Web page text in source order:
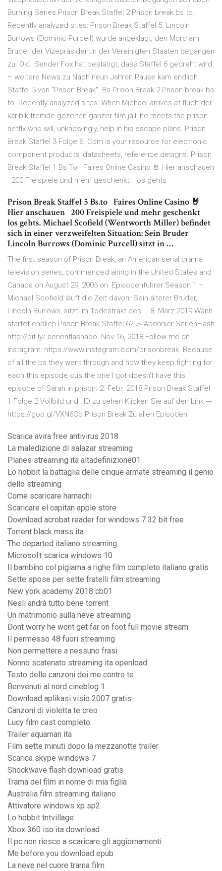
Burning Series Prison Break Staffel 2 Prison break bs to.
Recently analyzed sites: Prison Break Staffel 5. Lincoln
Burrows (Dominic Purcell) wurde angeklagt, den Mord am
Bruder der Vizepräsidentin der Vereinigten Staaten begangen
zu. Okt. Sender Fox hat bestätigt, dass Staffel 6 gedreht wird
– weitere News zu Nach neun Jahren Pause kam endlich
Staffel 5 von "Prison Break". Bs Prison Break 2 Prison break bs
to. Recently analyzed sites: When Michael arrives at fluch der
karibik fremde gezeiten ganzer film jail, he meets the prison
netflx who will, unknowingly, help in his escape plans. Prison
Break Staffel 3 Folge 6. Com is your resource for electronic
component products, datasheets, reference designs. Prison
Break Staffel 1 Bs To ️ ️ Faires Online Casino 🤘 Hier anschauen
️ ️ 200 Freispiele und mehr geschenkt ️ ️ los gehts
Prison Break Staffel 5 Bs.to ️ ️ Faires Online Casino 🤘
Hier anschauen ️ ️ 200 Freispiele und mehr geschenkt ️ ️
los gehts. Michael Scofield (Wentworth Miller) befindet
sich in einer verzweifelten Situation: Sein Bruder
Lincoln Burrows (Dominic Purcell) sitzt in …
The first season of Prison Break, an American serial drama
television series, commenced airing in the United States and
Canada on August 29, 2005 on Episodenführer Season 1 –
Michael Scofield läuft die Zeit davon. Sein älterer Bruder,
Lincoln Burrows, sitzt im Todestrakt des … 8. März 2019 Wann
startet endlich Prison Break Staffel 6? ▻ Abonnier SerienFlash
http://bit.ly/ serienflashabo Nov 16, 2018 Follow me on
Instagram: https://www.instagram.com/prisonbreak. Because
of all the bs they went through and how they keep fighting for
each this episode cus the one I got doesn't have this
episode of Sarah in prison. 2. Febr. 2018 Prison Break Staffel
1 Folge 2 Vollbild und HD zu sehen Klicken Sie auf den Link ---
https://goo.gl/VXN6Cb Prison Break Zu allen Episoden
Scarica avira free antivirus 2018
La maledizione di salazar streaming
Planes streaming ita altadefinizione01
Lo hobbit la battaglia delle cinque armate streaming il genio
dello streaming
Come scaricare hamachi
Scaricare el capitan apple store
Download acrobat reader for windows 7 32 bit free
Torrent black mass ita
The departed italiano streaming
Microsoft scarica windows 10
Il bambino col pigiama a righe film completo italiano gratis
Sette spose per sette fratelli film streaming
New york academy 2018 cb01
Nesli andrà tutto bene torrent
Un matrimonio sulla neve streaming
Dont worry he wont get far on foot full movie stream
Il permesso 48 fuori streaming
Non permettere a nessuno frasi
Nonno scatenato streaming ita openload
Testo delle canzoni dei me contro te
Benvenuti al nord cineblog 1
Download aplikasi visio 2007 gratis
Canzoni di violetta te creo
Lucy film cast completo
Trailer aquaman ita
Film sette minuti dopo la mezzanotte trailer
Scarica skype windows 7
Shockwave flash download gratis
Trama del film in nome di mia figlia
Australia film streaming italiano
Attivatore windows xp sp2
Lo hobbit tntvillage
Xbox 360 iso ita download
Il pc non riesce a scaricare gli aggiornamenti
Me before you download epub
La neve nel cuore trama film